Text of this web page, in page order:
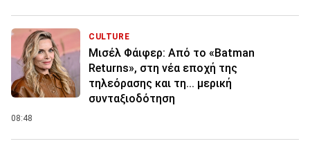
CULTURE
Μισέλ Φάιφερ: Από το «Batman
Returns», στη νέα εποχή της
τηλεόρασης και τη... μερική
συνταξιοδότηση
08:48